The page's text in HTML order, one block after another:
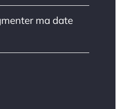
ma date